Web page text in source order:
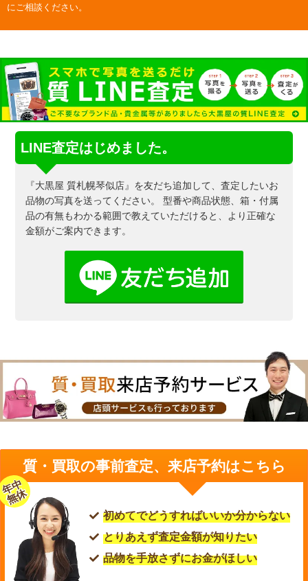
にご相談ください。
LINE査定はじめました。
『大黒屋 質札幌琴似店』を友だち追加して、査定したいお
品物の写真を送ってください。
型番や商品状態、箱・付属
品の有無もわかる範囲で教えていただけると、より正確な
金額がご案内できます。
質・買取の事前査定、来店予約はこちら
年中
無休
初めてでどうすればいいか分からない
とりあえず査定金額が知りたい
品物を手放さずにお金がほしい